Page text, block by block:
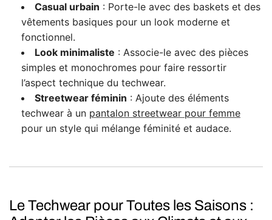
Casual urbain : Porte-le avec des baskets et des
vêtements basiques pour un look moderne et
fonctionnel.
Look minimaliste : Associe-le avec des pièces
simples et monochromes pour faire ressortir
l’aspect technique du techwear.
Streetwear féminin : Ajoute des éléments
techwear à un pantalon streetwear pour femme
pour un style qui mélange féminité et audace.
Le Techwear pour Toutes les Saisons :